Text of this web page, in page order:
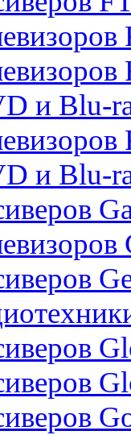
и Blu-
и Blu-